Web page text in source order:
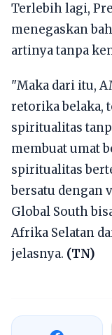
Terlebih lagi,
menegaskan
artinya tanpa
"Maka dari itu,
retorika belaka,
spiritualitas
membuat umat
spiritualitas
bersatu dengan
Global South
Afrika Selatan
jelasnya. (TN)